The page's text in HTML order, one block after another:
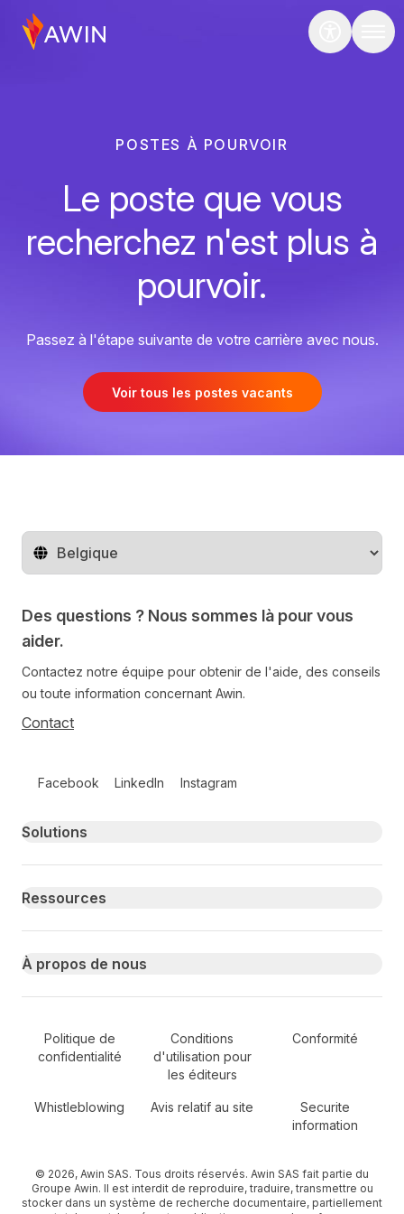
POSTES À POURVOIR
Le poste que vous
recherchez n'est plus à
pourvoir.
Passez à l'étape suivante de votre carrière avec nous.
Voir tous les postes vacants
Changer de pays
Des questions ? Nous sommes là pour vous
aider.
Contactez notre équipe pour obtenir de l'aide, des conseils
ou toute information concernant Awin.
Contact
Facebook LinkedIn Instagram
Primary footer navigation
Solutions
Ressources
À propos de nous
Secondary Footer Navigation
Politique de
confidentialité
Conditions
d'utilisation pour
les éditeurs
Conformité
Whistleblowing Avis relatif au site
Securite
information
© 2026, Awin SAS. Tous droits réservés. Awin SAS fait partie du
Groupe Awin. Il est interdit de reproduire, traduire, transmettre ou
stocker dans un système de recherche documentaire, partiellement